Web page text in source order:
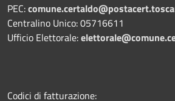
PEC:
Centralino Unico: 05716611
Ufficio Elettorale:
Codici di fatturazione: